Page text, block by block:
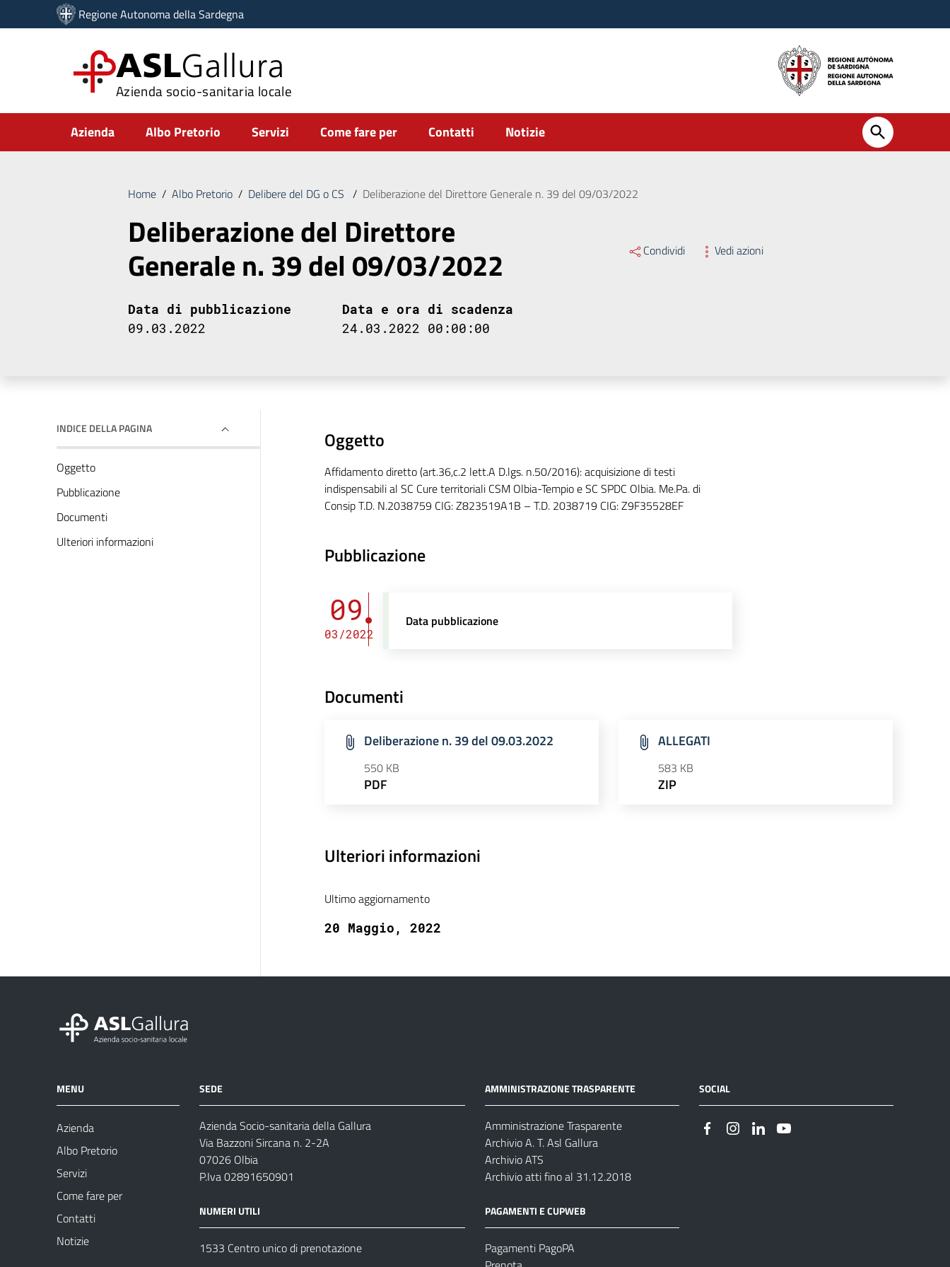
Vai ai contenuti
Vai al menu di navigazione
Regione Autonoma della Sardegna
ASLGallura
Azienda socio-sanitaria locale
Submenu
Azienda Albo Pretorio Servizi Come fare per Contatti Notizie
Home / Albo Pretorio / Delibere del DG o CS / Deliberazione del Direttore Generale n. 39 del 09/03/2022
Deliberazione del Direttore
Generale n. 39 del 09/03/2022 Condividi Vedi azioni
Data di pubblicazione
09.03.2022
Data e ora di scadenza
24.03.2022 00:00:00
INDICE DELLA PAGINA
Oggetto
Pubblicazione
Documenti
Ulteriori informazioni
Oggetto
Affidamento diretto (art.36,c.2 lett.A D.lgs. n.50/2016): acquisizione di testi
indispensabili al SC Cure territoriali CSM Olbia-Tempio e SC SPDC Olbia. Me.Pa. di
Consip T.D. N.2038759 CIG: Z823519A1B – T.D. 2038719 CIG: Z9F35528EF
Pubblicazione
09
03/2022
Data pubblicazione
Documenti
Deliberazione n. 39 del 09.03.2022
550 KB
PDF
ALLEGATI
583 KB
ZIP
Ulteriori informazioni
Ultimo aggiornamento
20 Maggio, 2022
MENU
Azienda
Albo Pretorio
Servizi
Come fare per
Contatti
Notizie
SEDE
Azienda Socio-sanitaria della Gallura
Via Bazzoni Sircana n. 2-2A
07026 Olbia
P.Iva 02891650901
NUMERI UTILI
1533 Centro unico di prenotazione
AMMINISTRAZIONE TRASPARENTE
Amministrazione Trasparente
Archivio A. T. Asl Gallura
Archivio ATS
Archivio atti fino al 31.12.2018
PAGAMENTI E CUPWEB
Pagamenti PagoPA
SOCIAL